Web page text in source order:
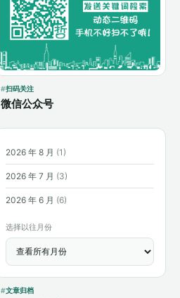
扫码关注
微信公众号
2026 年 8 月 (1)
2026 年 7 月 (3)
2026 年 6 月 (6)
选择以往月份
文章归档